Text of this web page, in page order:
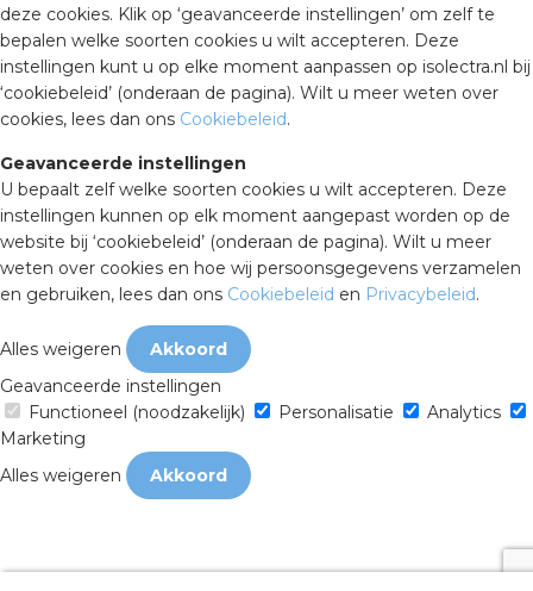
deze cookies. Klik op ‘geavanceerde instellingen’ om zelf te
bepalen welke soorten cookies u wilt accepteren. Deze
instellingen kunt u op elke moment aanpassen op isolectra.nl bij
‘cookiebeleid’ (onderaan de pagina). Wilt u meer weten over
cookies, lees dan ons Cookiebeleid.
Geavanceerde instellingen
U bepaalt zelf welke soorten cookies u wilt accepteren. Deze
instellingen kunnen op elk moment aangepast worden op de
website bij ‘cookiebeleid’ (onderaan de pagina). Wilt u meer
weten over cookies en hoe wij persoonsgegevens verzamelen
en gebruiken, lees dan ons Cookiebeleid en Privacybeleid.
Alles weigeren
Akkoord
Geavanceerde instellingen
Functioneel (noodzakelijk)
Personalisatie
Analytics
Marketing
Alles weigeren
Akkoord